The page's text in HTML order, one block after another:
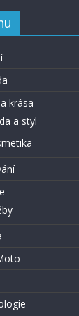
krása
a styl